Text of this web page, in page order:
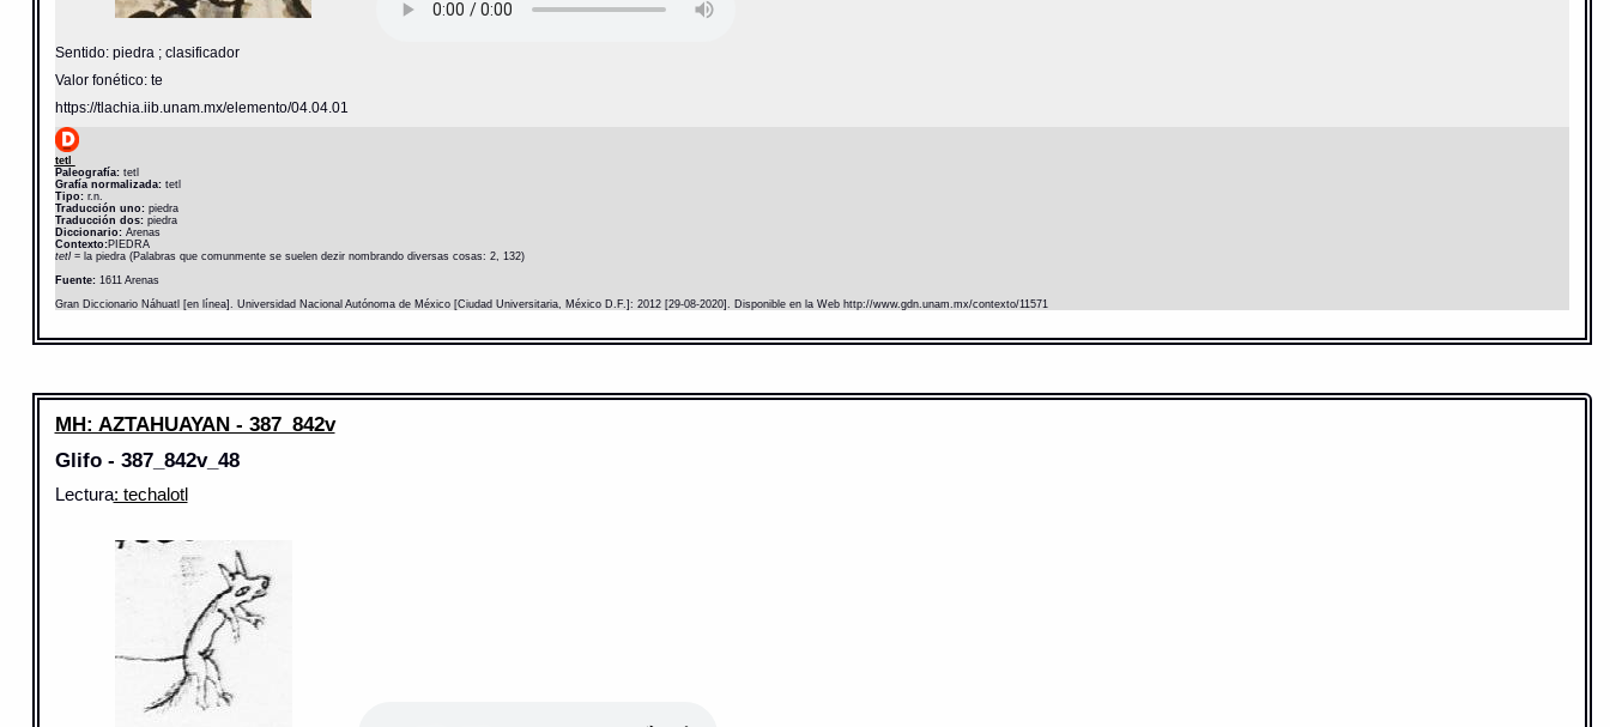
Sentido: piedra ; clasificador
Valor fonético: te
https://tlachia.iib.unam.mx/elemento/04.04.01
tetl
Paleografía:tetl
Grafía normalizada:tetl
Tipo:r.n.
Traducción uno:piedra
Traducción dos:piedra
Diccionario: Arenas
Contexto:PIEDRA
tetl = la piedra (Palabras que comunmente se suelen dezir nombrando diversas cosas: 2, 132)
Fuente:1611 Arenas
Gran Diccionario Náhuatl [en línea]. Universidad Nacional Autónoma de México [Ciudad Universitaria, México D.F.]: 2012 [29-08-2020]. Disponible en la Web http://www.gdn.unam.mx/contexto/11571
MH: AZTAHUAYAN - 387_842v
Glifo - 387_842v_48
Lectura: techalotl